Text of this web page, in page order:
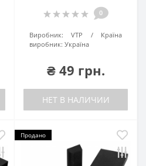
0
Виробник: VTP
Країна
виробник: Україна
₴ 49 грн.
НЕТ В НАЛИЧИИ
Продано